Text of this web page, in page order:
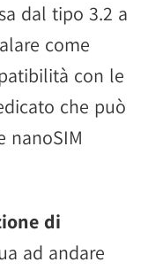
dal tipo 3.2 a
come
con le
che può
nanoSIM
di
ad andare